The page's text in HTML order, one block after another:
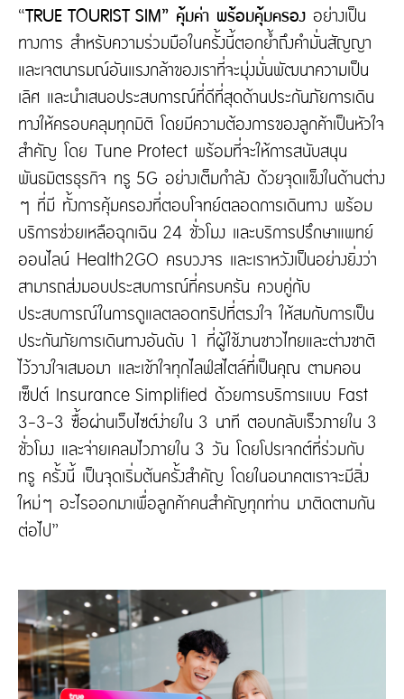
“TRUE TOURIST SIM” คุ้มค่า พร้อมคุ้มครอง อย่างเป็น
ทางการ สำหรับความร่วมมือในครั้งนี้ตอกย้ำถึงคำมั่นสัญญา
และเจตนารมณ์อันแรงกล้าของเราที่จะมุ่งมั่นพัฒนาความเป็น
เลิศ และนำเสนอประสบการณ์ที่ดีที่สุดด้านประกันภัยการเดิน
ทางให้ครอบคลุมทุกมิติ โดยมีความต้องการของลูกค้าเป็นหัวใจ
สำคัญ โดย Tune Protect พร้อมที่จะให้การสนับสนุน
พันธมิตรธุรกิจ ทรู 5G อย่างเต็มกำลัง ด้วยจุดแข็งในด้านต่าง
ๆ ที่มี ทั้งการคุ้มครองที่ตอบโจทย์ตลอดการเดินทาง พร้อม
บริการช่วยเหลือฉุกเฉิน 24 ชั่วโมง และบริการปรึกษาแพทย์
ออนไลน์ Health2GO ครบวงจร และเราหวังเป็นอย่างยิ่งว่า
สามารถส่งมอบประสบการณ์ที่ครบครัน ควบคู่กับ
ประสบการณ์ในการดูแลตลอดทริปที่ตรงใจ ให้สมกับการเป็น
ประกันภัยการเดินทางอันดับ 1 ที่ผู้ใช้งานชาวไทยและต่างชาติ
ไว้วางใจเสมอมา และเข้าใจทุกไลฟ์สไตล์ที่เป็นคุณ ตามคอน
เซ็ปต์ Insurance Simplified ด้วยการบริการแบบ Fast
3-3-3 ซื้อผ่านเว็บไซต์ง่ายใน 3 นาที ตอบกลับเร็วภายใน 3
ชั่วโมง และจ่ายเคลมไวภายใน 3 วัน โดยโปรเจกต์ที่ร่วมกับ
ทรู ครั้งนี้ เป็นจุดเริ่มต้นครั้งสำคัญ โดยในอนาคตเราจะมีสิ่ง
ใหม่ๆ อะไรออกมาเพื่อลูกค้าคนสำคัญทุกท่าน มาติดตามกัน
ต่อไป”